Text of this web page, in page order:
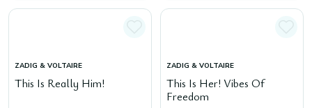
ZADIG & VOLTAIRE
This Is Really Him!
ZADIG & VOLTAIRE
This Is Her! Vibes Of
Freedom